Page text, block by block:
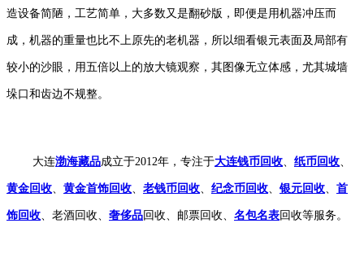
造设备简陋，工艺简单，大多数又是翻砂版，即便是用机器冲压而
成，机器的重量也比不上原先的老机器，所以细看银元表面及局部有
较小的沙眼，用五倍以上的放大镜观察，其图像无立体感，尤其城墙
垛口和齿边不规整。
大连渤海藏品成立于2012年，专注于大连钱币回收 纸币回收
黄金回收 黄金首饰回收 老钱币回收 纪念币回收 银元回收 首
饰回收 、老酒回收、 奢侈品 回收、邮票回收、 名包名表 回收等服务。